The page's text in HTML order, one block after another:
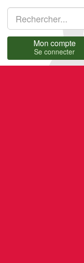
Mon compte
Se connecter